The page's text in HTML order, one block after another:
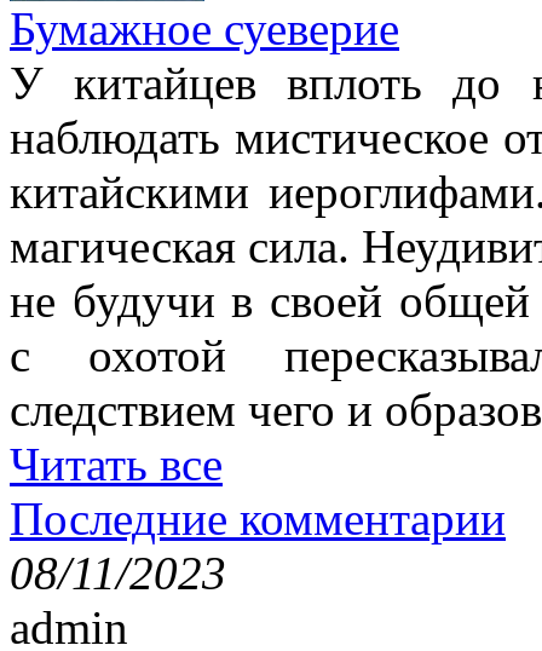
Бумажное суеверие
У китайцев вплоть до
наблюдать мистическое
китайскими
магическая сила.
не будучи в своей
с охотой
следствием чего и
Читать все
Последние комментарии
08/11/2023
admin